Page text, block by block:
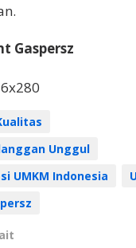
Gaspersz
Unggul
UMKM Indonesia